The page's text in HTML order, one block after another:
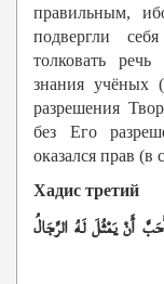
правильным,
подвергли
толковать
знания учёных
разрешения
без Его
оказался прав (в
Хадис третий
أَنْ يَمْثُلَ لَهُ الرِّجَالُ